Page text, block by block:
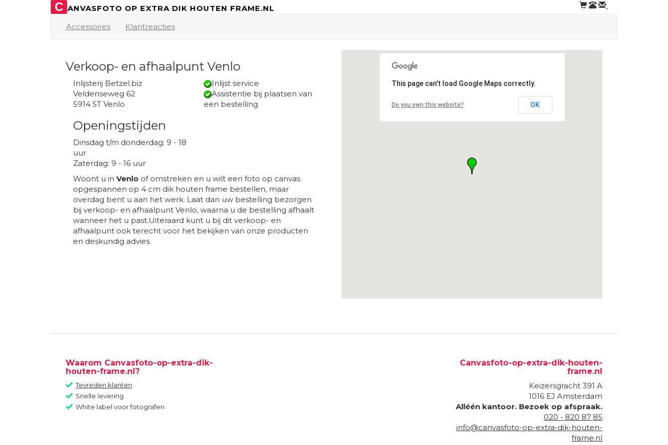
C ANVASFOTO OP EXTRA DIK HOUTEN FRAME.NL
Accessoires
Klantreacties
Verkoop- en afhaalpunt Venlo
Inlijsterij Betzel.biz
Veldenseweg 62
5914 ST Venlo
Openingstijden
Dinsdag t/m donderdag: 9 - 18
uur
Zaterdag: 9 - 16 uur
Inlijst service
Assistentie bij plaatsen van
een bestelling
Woont u in Venlo of omstreken en u wilt een foto op canvas
opgespannen op 4 cm dik houten frame bestellen, maar
overdag bent u aan het werk. Laat dan uw bestelling bezorgen
bij verkoop- en afhaalpunt Venlo, waarna u de bestelling afhaalt
wanneer het u past.Uiteraard kunt u bij dit verkoop- en
afhaalpunt ook terecht voor het bekijken van onze producten
en deskundig advies.
Loading...
This page can't load Google Maps correctly.
Do you own this website? OK
Waarom Canvasfoto-op-extra-dik-
houten-frame.nl?
Tevreden klanten
Snelle levering
White label voor fotografen
Canvasfoto-op-extra-dik-houten-
frame.nl
Keizersgracht 391 A
1016 EJ Amsterdam
Alléén kantoor. Bezoek op afspraak.
020 - 820 87 85
info@canvasfoto-op-extra-dik-houten-
frame.nl